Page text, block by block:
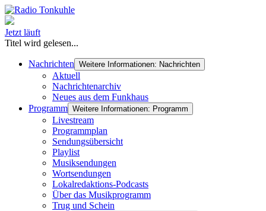
Jetzt läuft
Titel wird gelesen...
Nachrichten Weitere Informationen: Nachrichten
Aktuell
Nachrichtenarchiv
Neues aus dem Funkhaus
Programm Weitere Informationen: Programm
Livestream
Programmplan
Sendungsübersicht
Playlist
Musiksendungen
Wortsendungen
Lokalredaktions-Podcasts
Über das Musikprogramm
Trug und Schein